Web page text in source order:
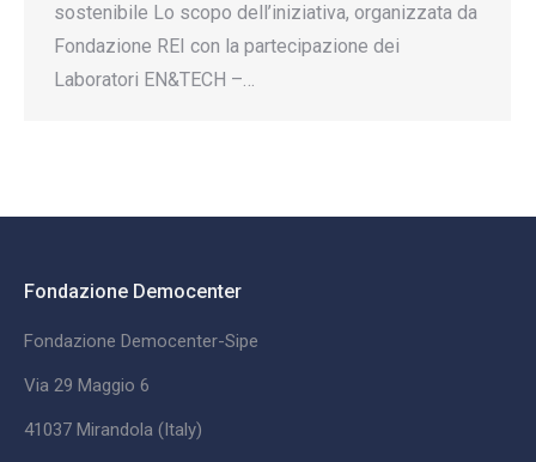
sostenibile Lo scopo dell’iniziativa, organizzata da
Fondazione REI con la partecipazione dei
Laboratori EN&TECH –…
Fondazione Democenter
Fondazione Democenter-Sipe
Via 29 Maggio 6
41037 Mirandola (Italy)